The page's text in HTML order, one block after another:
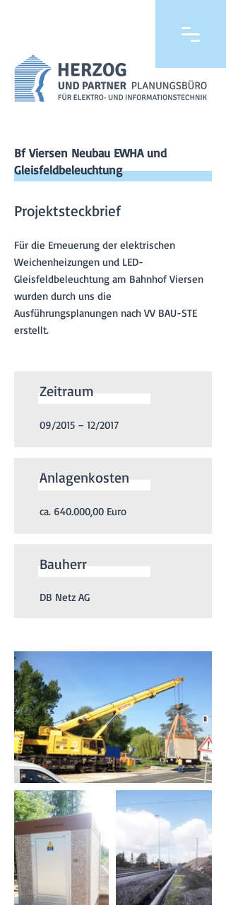
Bf Viersen Neubau EWHA und
Gleisfeldbeleuchtung
Projektsteckbrief
Für die Erneuerung der elektrischen
Weichenheizungen und LED-
Gleisfeldbeleuchtung am Bahnhof Viersen
wurden durch uns die
Ausführungsplanungen nach VV BAU-STE
erstellt.
Zeitraum
09/2015 – 12/2017
Anlagenkosten
ca. 640.000,00 Euro
Bauherr
DB Netz AG